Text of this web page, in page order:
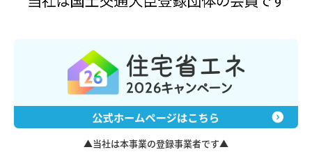
▲当社は本事業の登録事業者です▲